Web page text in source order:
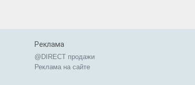
Реклама
@DIRECT продажи
Реклама на сайте